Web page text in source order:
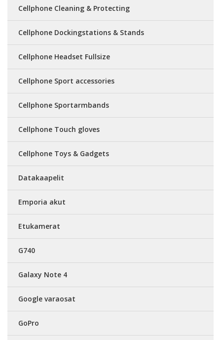
Cellphone Cleaning & Protecting
Cellphone Dockingstations & Stands
Cellphone Headset Fullsize
Cellphone Sport accessories
Cellphone Sportarmbands
Cellphone Touch gloves
Cellphone Toys & Gadgets
Datakaapelit
Emporia akut
Etukamerat
G740
Galaxy Note 4
Google varaosat
GoPro